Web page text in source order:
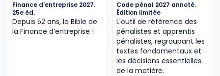
Finance d'entreprise 2027.
25e éd.
Depuis 52 ans, la Bible de
la Finance d’entreprise​ !
Code pénal 2027 annoté.
Édition limitée
L'outil de référence des
pénalistes et apprentis
pénalistes, regroupant les
textes fondamentaux et
les décisions essentielles
de la matière.